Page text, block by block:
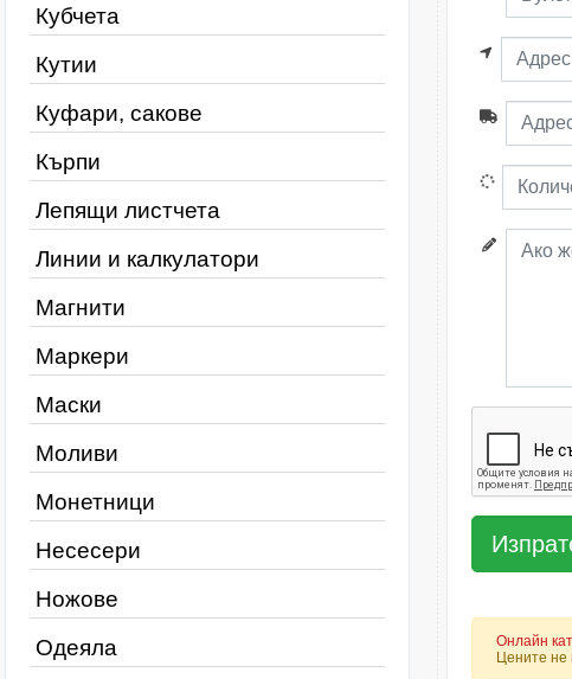
Кубчета
Кутии
Куфари, сакове
Кърпи
Лепящи листчета
Линии и калкулатори
Магнити
Маркери
Маски
Моливи
Монетници
Несесери
Ножове
Одеяла
Онлайн
Цените